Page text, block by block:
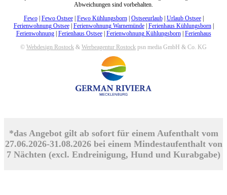
Abweichungen sind vorbehalten.
Fewo| Fewo Ostsee| Fewo Kühlungsborn| Ostseeurlaub| Urlaub Ostsee|
Ferienwohnung Ostsee| Ferienwohnung Warnemünde| Ferienhaus Kühlungsborn|
Ferienwohnung| Ferienhaus Ostsee| Ferienwohnung Kühlungsborn| Ferienhaus
© Webdesign Rostock & Werbeagentur Rostock psn media GmbH & Co. KG
*das Angebot gilt ab sofort für einem Aufenthalt vom
27.06.2026-31.08.2026 bei einem Mindestaufenthalt von
7 Nächten (excl. Endreinigung, Hund und Kurabgabe)